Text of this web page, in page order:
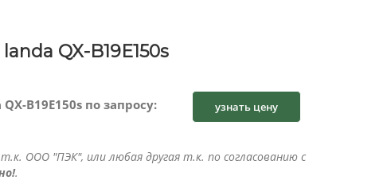
QX-B19E150s
B19E150s по запросу: узнать цену
ООО "ПЭК", или любая другая т.к. по согласованию с
.